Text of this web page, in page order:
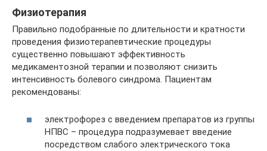
Физиотерапия
Правильно подобранные по длительности и кратности
проведения физиотерапевтические процедуры
существенно повышают эффективность
медикаментозной терапии и позволяют снизить
интенсивность болевого синдрома. Пациентам
рекомендованы:
электрофорез с введением препаратов из группы
НПВС – процедура подразумевает введение
посредством слабого электрического тока